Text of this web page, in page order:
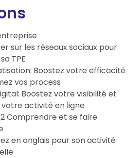
sur les réseaux sociaux pour
TPE
Boostez votre efficacité
vos process
Boostez votre visibilité et
activité en ligne
Comprendre et se faire
en anglais pour son activité